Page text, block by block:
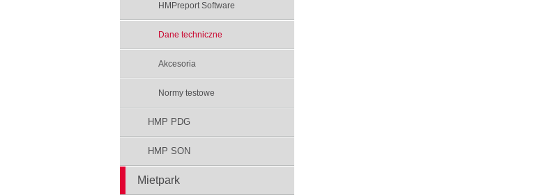
HMPreport Software
Dane techniczne
Akcesoria
Normy testowe
HMP PDG
HMP SON
Mietpark